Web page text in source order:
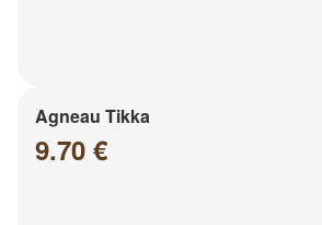
Agneau Tikka
9.70 €